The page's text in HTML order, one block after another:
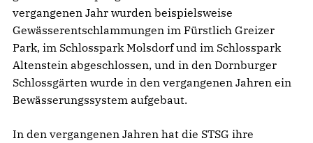
vergangenen Jahr wurden beispielsweise
Gewässerentschlammungen im Fürstlich Greizer
Park, im Schlosspark Molsdorf und im Schlosspark
Altenstein abgeschlossen, und in den Dornburger
Schlossgärten wurde in den vergangenen Jahren ein
Bewässerungssystem aufgebaut.
In den vergangenen Jahren hat die STSG ihre